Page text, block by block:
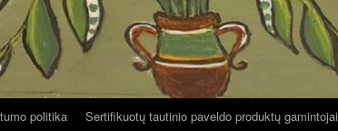
politika Sertifikuotų tautinio paveldo produktų gamintojai